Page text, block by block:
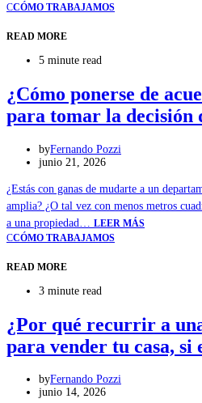
CCÓMO TRABAJAMOS
READ MORE
5 minute read
¿Cómo ponerse de
para tomar la decisión
byFernando Pozzi
junio 21, 2026
¿Estás con ganas de mudarte a un
amplia? ¿O tal vez con menos metros
a una propiedad… LEER MÁS
CCÓMO TRABAJAMOS
READ MORE
3 minute read
¿Por qué recurrir a
para vender tu casa, si
byFernando Pozzi
junio 14, 2026